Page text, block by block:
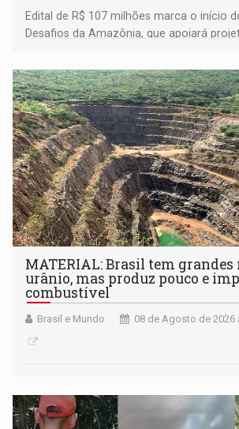
Edital de R$ 107 milhões marca o início
Desafios da Amazônia, que apoiará
submissão de pré-propostas poderá ser
setembro
MATERIAL: Brasil tem grandes
urânio, mas produz pouco e
combustível
Brasil e Mundo 08 de Agosto de 2026